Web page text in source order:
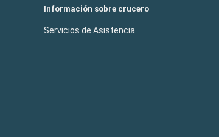
Información sobre crucero
Servicios de Asistencia